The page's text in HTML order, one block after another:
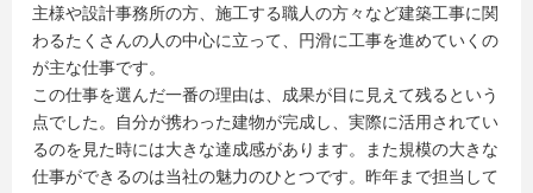
主様や設計事務所の方、施工する職人の方々など建築工事に関
わるたくさんの人の中心に立って、円滑に工事を進めていくの
が主な仕事です。
この仕事を選んだ一番の理由は、成果が目に見えて残るという
点でした。自分が携わった建物が完成し、実際に活用されてい
るのを見た時には大きな達成感があります。また規模の大きな
仕事ができるのは当社の魅力のひとつです。昨年まで担当して